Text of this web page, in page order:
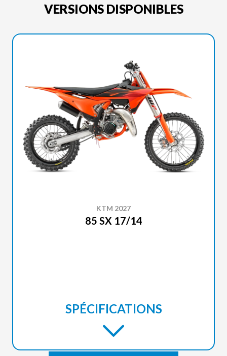
VERSIONS DISPONIBLES
KTM 2027
85 SX 17/14
SPÉCIFICATIONS